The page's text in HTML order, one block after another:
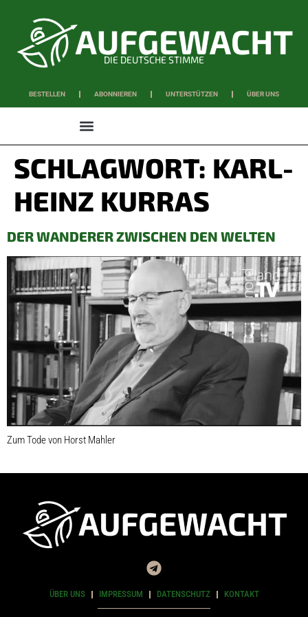
DIE DEUTSCHE STIMME
BESTELLEN ABONNIEREN UNTERSTÜTZEN ÜBER UNS
SCHLAGWORT: KARL-
HEINZ KURRAS
DER WANDERER ZWISCHEN DEN WELTEN
Zum Tode von Horst Mahler
ÜBER UNS IMPRESSUM DATENSCHUTZ KONTAKT